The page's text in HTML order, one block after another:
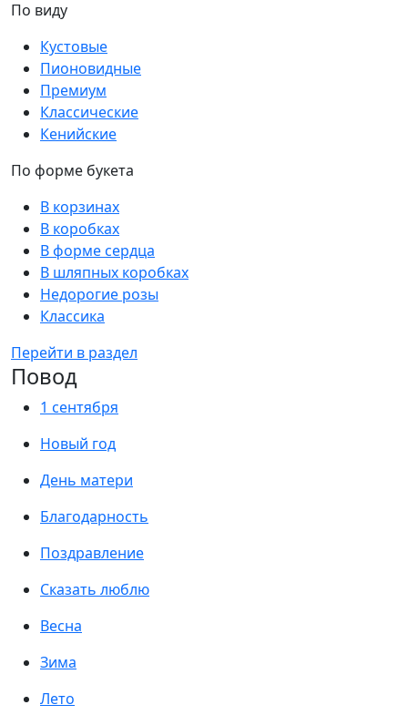
По виду
Кустовые
Пионовидные
Премиум
Классические
Кенийские
По форме букета
В корзинах
В коробках
В форме сердца
В шляпных коробках
Недорогие розы
Классика
Перейти в раздел
Повод
1 сентября
Новый год
День матери
Благодарность
Поздравление
Сказать люблю
Весна
Зима
Лето